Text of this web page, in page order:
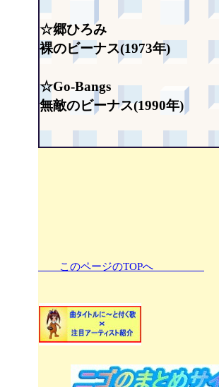
☆郷ひろみ
裸のビーナス(1973年)
☆Go-Bangs
無敵のビーナス(1990年)
このページのTOPへ